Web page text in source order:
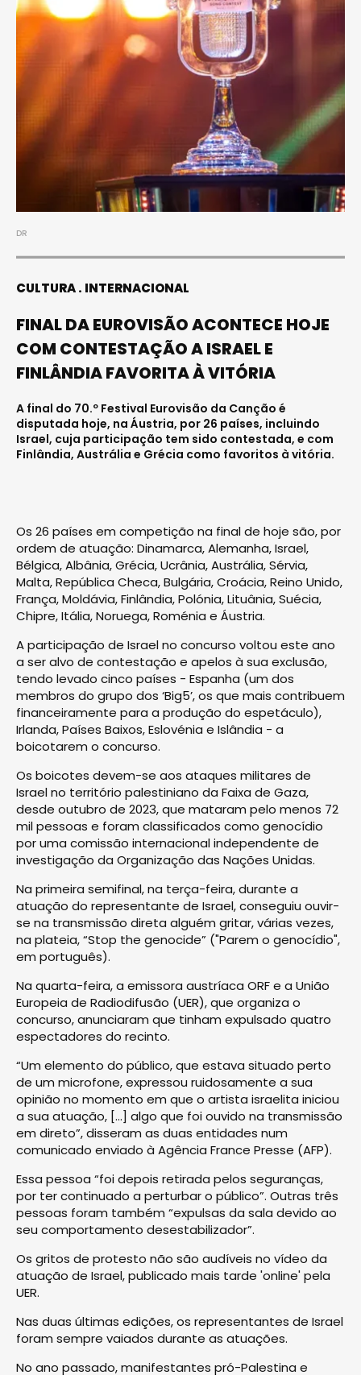
DR
CULTURA INTERNACIONAL
FINAL DA EUROVISÃO ACONTECE HOJE
COM CONTESTAÇÃO A ISRAEL E
FINLÂNDIA FAVORITA À VITÓRIA
A final do 70.º Festival Eurovisão da Canção é
disputada hoje, na Áustria, por 26 países, incluindo
Israel, cuja participação tem sido contestada, e com
Finlândia, Austrália e Grécia como favoritos à vitória.
Os 26 países em competição na final de hoje são, por
ordem de atuação: Dinamarca, Alemanha, Israel,
Bélgica, Albânia, Grécia, Ucrânia, Austrália, Sérvia,
Malta, República Checa, Bulgária, Croácia, Reino Unido,
França, Moldávia, Finlândia, Polónia, Lituânia, Suécia,
Chipre, Itália, Noruega, Roménia e Áustria.
A participação de Israel no concurso voltou este ano
a ser alvo de contestação e apelos à sua exclusão,
tendo levado cinco países - Espanha (um dos
membros do grupo dos ‘Big5’, os que mais contribuem
financeiramente para a produção do espetáculo),
Irlanda, Países Baixos, Eslovénia e Islândia - a
boicotarem o concurso.
Os boicotes devem-se aos ataques militares de
Israel no território palestiniano da Faixa de Gaza,
desde outubro de 2023, que mataram pelo menos 72
mil pessoas e foram classificados como genocídio
por uma comissão internacional independente de
investigação da Organização das Nações Unidas.
Na primeira semifinal, na terça-feira, durante a
atuação do representante de Israel, conseguiu ouvir-
se na transmissão direta alguém gritar, várias vezes,
na plateia, “Stop the genocide” ("Parem o genocídio",
em português).
Na quarta-feira, a emissora austríaca ORF e a União
Europeia de Radiodifusão (UER), que organiza o
concurso, anunciaram que tinham expulsado quatro
espectadores do recinto.
“Um elemento do público, que estava situado perto
de um microfone, expressou ruidosamente a sua
opinião no momento em que o artista israelita iniciou
a sua atuação, [...] algo que foi ouvido na transmissão
em direto”, disseram as duas entidades num
comunicado enviado à Agência France Presse (AFP).
Essa pessoa “foi depois retirada pelos seguranças,
por ter continuado a perturbar o público”. Outras três
pessoas foram também “expulsas da sala devido ao
seu comportamento desestabilizador”.
Os gritos de protesto não são audíveis no vídeo da
atuação de Israel, publicado mais tarde 'online' pela
UER.
Nas duas últimas edições, os representantes de Israel
foram sempre vaiados durante as atuações.
No ano passado, manifestantes pró-Palestina e